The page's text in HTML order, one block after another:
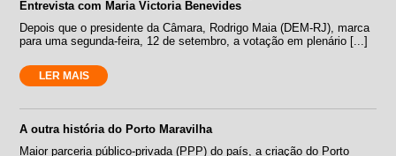
Entrevista com Maria Victoria Benevides
Depois que o presidente da Câmara, Rodrigo Maia (DEM-RJ), marca
para uma segunda-feira, 12 de setembro, a votação em plenário [...]
LER MAIS
A outra história do Porto Maravilha
Maior parceria público-privada (PPP) do país, a criação do Porto